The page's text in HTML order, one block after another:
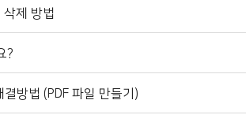
제 방법
?
방법 (PDF 파일 만들기)